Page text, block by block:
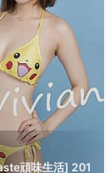
頑味生活] 201